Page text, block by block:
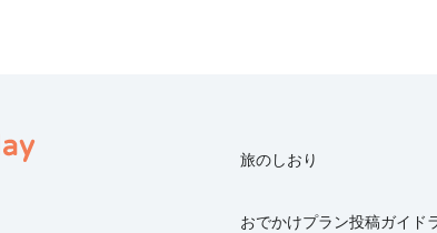
旅のしおり
おでかけプラン投稿ガイド